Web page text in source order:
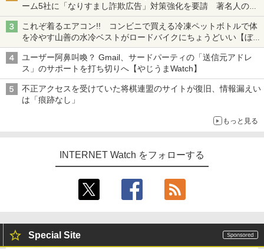
ーム5社に「なりすまし詐欺広告」対策強化を要請 著名人の写
真や映像を使った投資詐欺などへの対策として
これぞ着るエアコン!! コンビニで買える冷凍ペットボトルで体
を冷やす山善の水冷ベストがロードバイクにちょうどいい【ぼっ
ち・ざ・ろーど！その14】【空いた時間でなにしてる？】
ユーザー阿鼻叫喚？ Gmail、サードパーティの「送信元アドレ
ス」のサポートを打ち切りへ【やじうまWatch】
不正アクセスを受けていた将棋連盟のサイトが復旧、情報漏えい
は「痕跡なし」
もっと見る
INTERNET Watch をフォローする
Special Site